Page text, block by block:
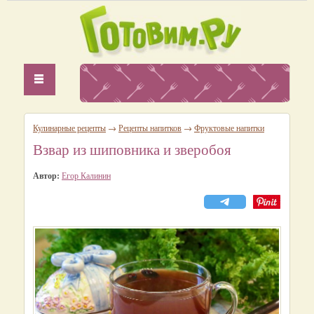
Кулинарные рецепты → Рецепты напитков → Фруктовые напитки
Взвар из шиповника и зверобоя
Автор: Егор Калинин